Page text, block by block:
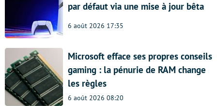
par défaut via une mise à jour bêta
6 août 2026 17:35
Microsoft efface ses propres conseils
gaming : la pénurie de RAM change
les règles
6 août 2026 08:20